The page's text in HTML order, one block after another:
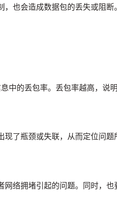
也会造成数据包的丢失或阻断
中的丢包率。丢包率越高，说
了瓶颈或失联，从而定位问题
络拥堵引起的问题。同时，